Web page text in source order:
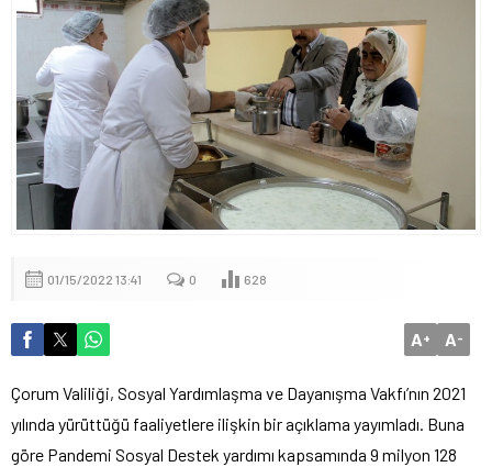
01/15/2022 13:41 0 628
A+ A-
Çorum Valiliği, Sosyal Yardımlaşma ve Dayanışma Vakfı’nın 2021
yılında yürüttüğü faaliyetlere ilişkin bir açıklama yayımladı. Buna
göre Pandemi Sosyal Destek yardımı kapsamında 9 milyon 128